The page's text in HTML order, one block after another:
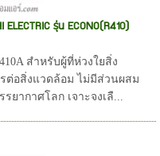
รุ่น ECONO(R410)
สำหรับผู้ที่ห่วงใยสิ่ง
ต่อสิ่งแวดล้อม ไม่มีส่วนผสม
ากาศโลก เจาะจงเลื...